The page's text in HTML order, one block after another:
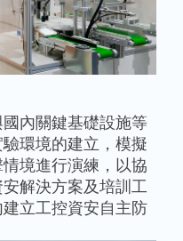
內關鍵基礎設施等
環境的建立，模擬
境進行演練，以協
解決方案及培訓工
立工控資安自主防